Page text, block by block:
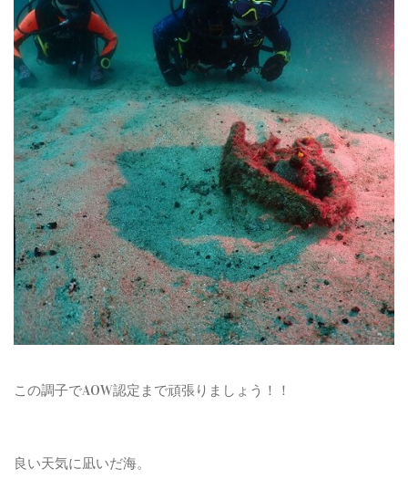
この調子でAOW認定まで頑張りましょう！！
良い天気に凪いだ海。